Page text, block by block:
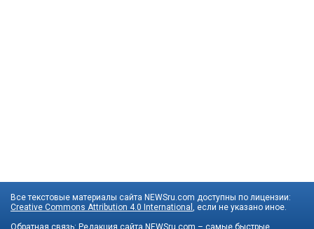
Все текстовые материалы сайта NEWSru.com доступны по лицензии:
Creative Commons Attribution 4.0 International , если не указано иное.